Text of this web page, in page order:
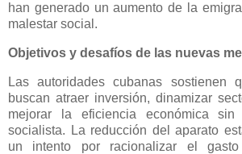
han generado un aumento de la
malestar social.
Objetivos y desafíos de las nuevas
Las autoridades cubanas sostienen
buscan atraer inversión, dinamizar
mejorar la eficiencia económica
socialista. La reducción del aparato
un intento por racionalizar el